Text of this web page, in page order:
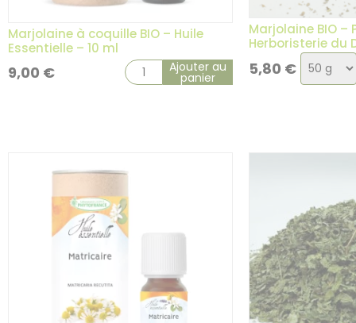
Marjolaine à coquille BIO – Huile
Essentielle – 10 ml
9,00 € Ajouter au
panier
Marjolaine BIO –
Herboristerie du
5,80 € Choix
de